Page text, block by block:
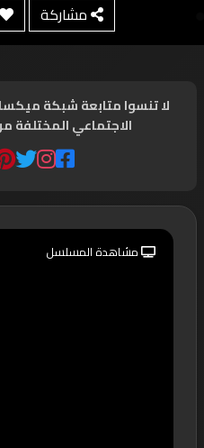
مشاركة
لا تنسوا متابعة شبكة
الاجتماعي المختلفة
مشاهدة المسلسل